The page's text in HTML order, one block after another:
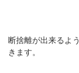
断捨離が出来るよ
きます。